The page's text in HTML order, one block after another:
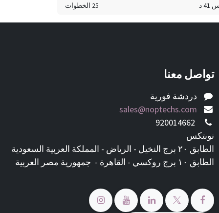
25 الخطوات
تواصل معنا
دردشة فورية
sales@noptechs.com
نوبتكس
الطابق ٢٠ برج النخيل - الرياض - المملكة العربية السعودية
الطابق ١٠ برج روكسي - القاهرة - جمهورية مصر العربية